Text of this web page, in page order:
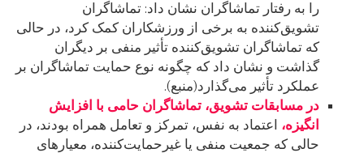
را به رفتار تماشاگران نشان داد: تماشاگران
تشویق‌کننده به برخی از ورزشکاران کمک کرد، در حالی
که تماشاگران تشویق‌کننده تأثیر منفی بر دیگران
گذاشت و نشان داد که چگونه نوع حمایت تماشاگران بر
عملکرد تأثیر می‌گذارد(منبع).
در مسابقات تشویق، تماشاگران حامی با افزایش
انگیزه، اعتماد به نفس، تمرکز و تعامل همراه بودند، در
حالی که جمعیت منفی یا غیرحمایت‌کننده، معیارهای